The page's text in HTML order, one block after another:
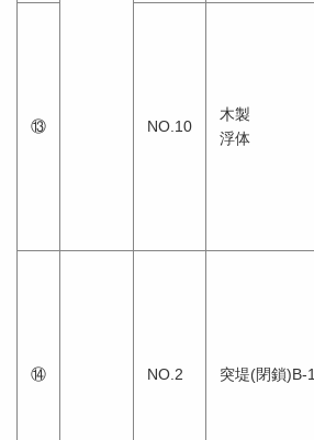
⑬ NO.10
木製
浮体
⑭ NO.2 突堤(閉鎖)B-1